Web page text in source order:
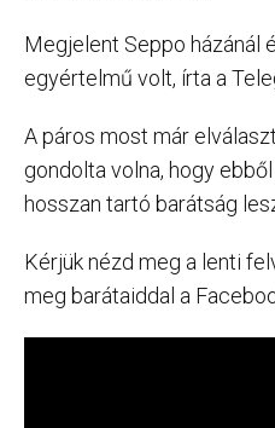
Megjelent Seppo házánál
egyértelmű volt, írta a
A páros most már
gondolta volna, hogy
hosszan tartó barátság
Kérjük nézd meg a lenti
meg barátaiddal a